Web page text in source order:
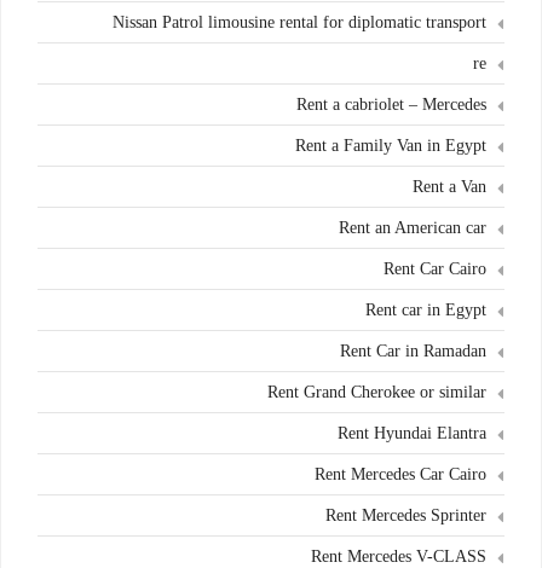
Nissan Patrol limousine rental for diplomatic transport
re
Rent a cabriolet – Mercedes
Rent a Family Van in Egypt
Rent a Van
Rent an American car
Rent Car Cairo
Rent car in Egypt
Rent Car in Ramadan
Rent Grand Cherokee or similar
Rent Hyundai Elantra
Rent Mercedes Car Cairo
Rent Mercedes Sprinter
Rent Mercedes V-CLASS